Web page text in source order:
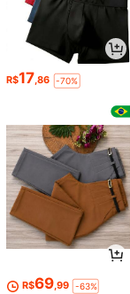
R$17,86 -70%
R$69,99 -63%